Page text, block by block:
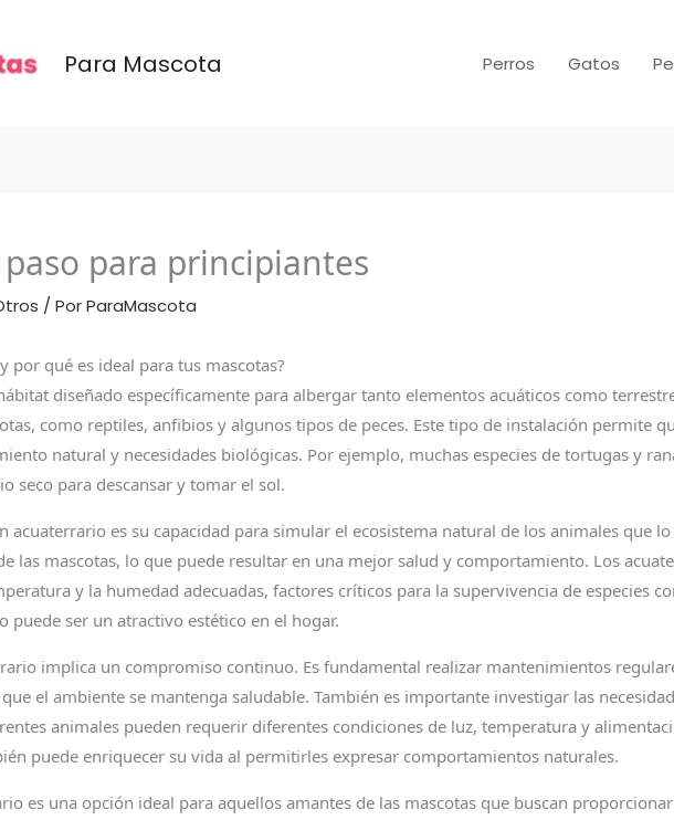
Para Mascota Perros Gatos
para principiantes
/ PorParaMascota
por qué es ideal para tus mascotas?
diseñado específicamente para albergar tanto elementos acuáticos como
como reptiles, anfibios y algunos tipos de peces. Este tipo de instalación permite
natural y necesidades biológicas. Por ejemplo, muchas especies de tortugas y
seco para descansar y tomar el sol.
acuaterrario es su capacidad para simular el ecosistema natural de los animales que
las mascotas, lo que puede resultar en una mejor salud y comportamiento. Los
y la humedad adecuadas, factores críticos para la supervivencia de especies
puede ser un atractivo estético en el hogar.
implica un compromiso continuo. Es fundamental realizar mantenimientos
el ambiente se mantenga saludable. También es importante investigar las
animales pueden requerir diferentes condiciones de luz, temperatura y
puede enriquecer su vida al permitirles expresar comportamientos naturales.
es una opción ideal para aquellos amantes de las mascotas que buscan